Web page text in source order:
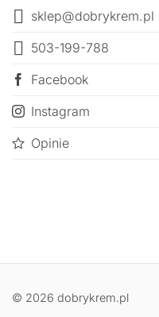
sklep@dobrykrem.pl
503-199-788
Facebook
Instagram
Opinie
© 2026 dobrykrem.pl